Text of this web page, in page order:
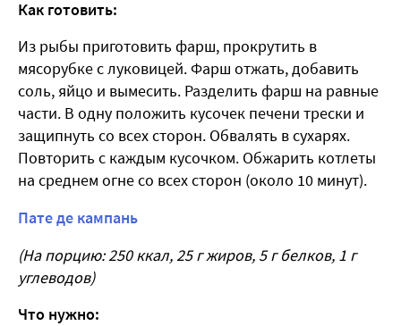
Как готовить:
Из рыбы приготовить фарш, прокрутить в
мясорубке с луковицей. Фарш отжать, добавить
соль, яйцо и вымесить. Разделить фарш на равные
части. В одну положить кусочек печени трески и
защипнуть со всех сторон. Обвалять в сухарях.
Повторить с каждым кусочком. Обжарить котлеты
на среднем огне со всех сторон (около 10 минут).
Пате де кампань
(На порцию: 250 ккал, 25 г жиров, 5 г белков, 1 г
углеводов)
Что нужно: